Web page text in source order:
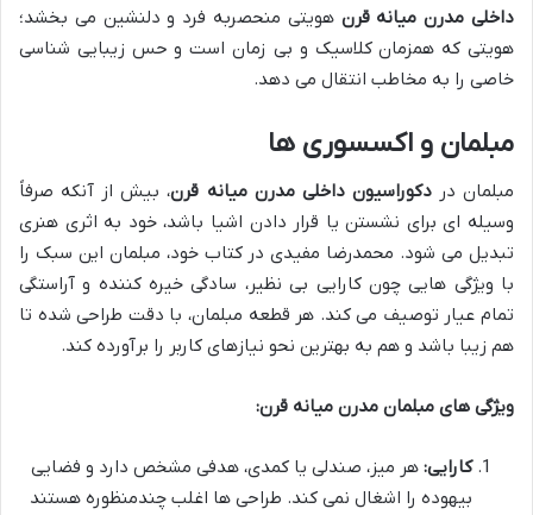
داخلی مدرن میانه قرن هویتی منحصربه فرد و دلنشین می بخشد؛
هویتی که همزمان کلاسیک و بی زمان است و حس زیبایی شناسی
خاصی را به مخاطب انتقال می دهد.
مبلمان و اکسسوری ها
مبلمان دردکوراسیون داخلی مدرن میانه قرن، بیش از آنکه صرفاً
وسیله ای برای نشستن یا قرار دادن اشیا باشد، خود به اثری هنری
تبدیل می شود. محمدرضا مفیدی در کتاب خود، مبلمان این سبک را
با ویژگی هایی چون کارایی بی نظیر، سادگی خیره کننده و آراستگی
تمام عیار توصیف می کند. هر قطعه مبلمان، با دقت طراحی شده تا
هم زیبا باشد و هم به بهترین نحو نیازهای کاربر را برآورده کند.
ویژگی های مبلمان مدرن میانه قرن:
کارایی: هر میز، صندلی یا کمدی، هدفی مشخص دارد و فضایی
بیهوده را اشغال نمی کند. طراحی ها اغلب چندمنظوره هستند